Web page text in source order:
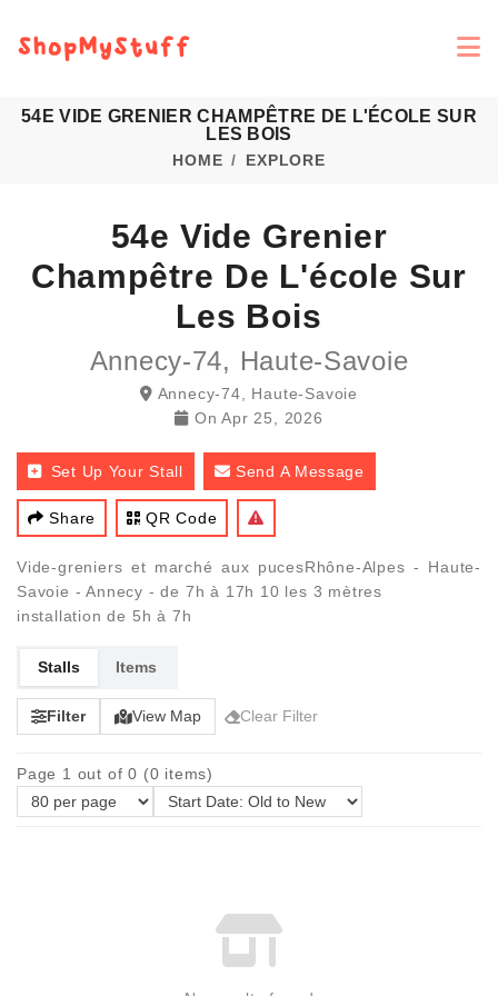
54E VIDE GRENIER CHAMPÊTRE DE L'ÉCOLE SUR
LES BOIS
HOME EXPLORE
54e Vide Grenier
Champêtre De L'école Sur
Les Bois
Annecy-74, Haute-Savoie
Annecy-74, Haute-Savoie
On Apr 25, 2026
Set Up Your Stall Send A Message
Share QR Code
Vide-greniers et marché aux pucesRhône-Alpes - Haute-
Savoie - Annecy - de 7h à 17h 10 les 3 mètres
installation de 5h à 7h
Stalls Items
Filter View Map Clear Filter
Page 1 out of 0 (0 items)